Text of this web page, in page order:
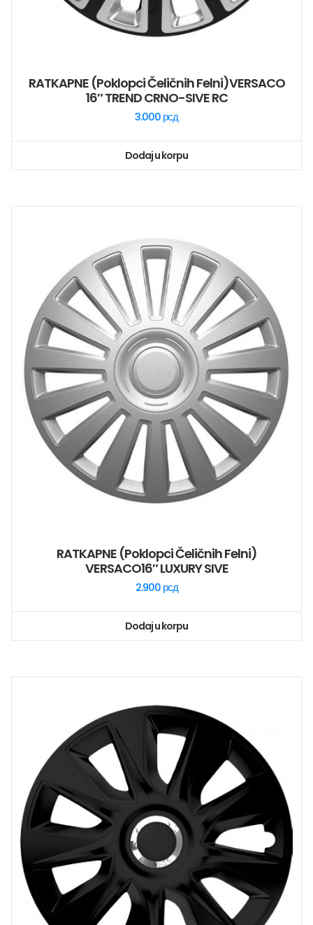
RATKAPNE (poklopci Čeličnih Felni)VERSACO
16″ TREND CRNO-SIVE RC
3.000 рсд
Dodaj u korpu
RATKAPNE (poklopci Čeličnih Felni)
VERSACO16″ LUXURY SIVE
2.900 рсд
Dodaj u korpu